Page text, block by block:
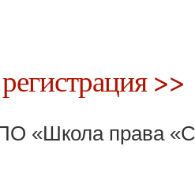
>>
«Школа права